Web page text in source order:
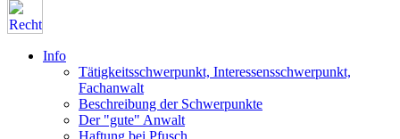
Info
Tätigkeitsschwerpunkt, Interessensschwerpunkt,
Fachanwalt
Beschreibung der Schwerpunkte
Der "gute" Anwalt
Haftung bei Pfusch